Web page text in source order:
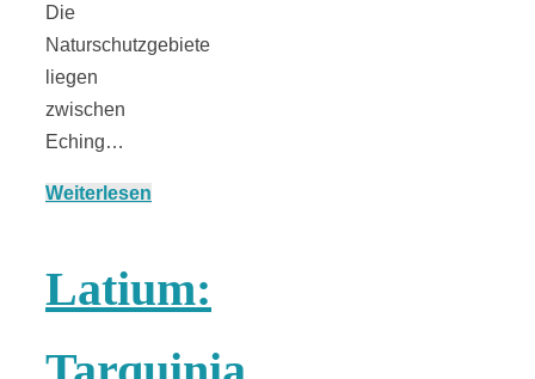
Die
Naturschutzgebiete
liegen
zwischen
Eching…
Weiterlesen
Latium: